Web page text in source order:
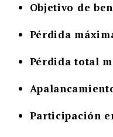
Objetivo de
Pérdida
Pérdida total
Participación